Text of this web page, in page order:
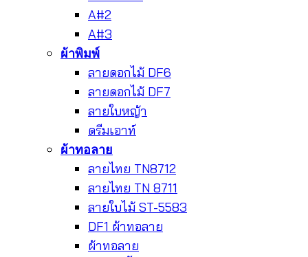
A#2
A#3
ผ้าพิมพ์
ลายดอกไม้ DF6
ลายดอกไม้ DF7
ลายใบหญ้า
ดรีมเอาท์
ผ้าทอลาย
ลายไทย TN8712
ลายไทย TN 8711
ลายใบไม้ ST-5583
DF1 ผ้าทอลาย
ผ้าทอลาย